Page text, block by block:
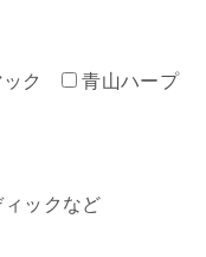
ク 青山ハープ
ックなど